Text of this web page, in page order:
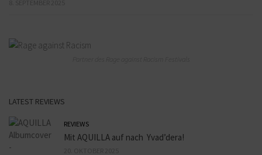
LATEST REVIEWS
REVIEWS
Mit AQUILLA auf nach Yvad’dera!